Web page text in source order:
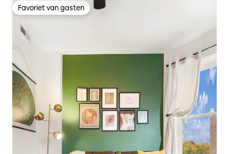
Favoriet van gasten
Favoriet van gasten